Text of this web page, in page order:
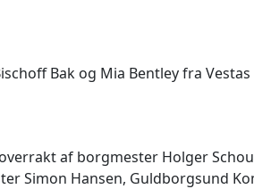
Bak og Mia Bentley fra Vestas
af borgmester Holger
Simon Hansen, Guldborgsund